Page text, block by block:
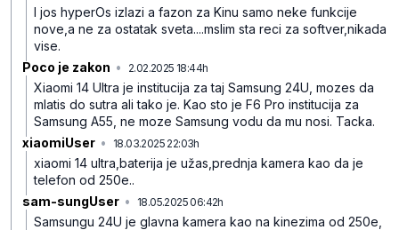
I jos hyperOs izlazi a fazon za Kinu samo neke funkcije
nove,a ne za ostatak sveta....mslim sta reci za softver,nikada
vise.
Poco je zakon • 2.02.2025 18:44h
Xiaomi 14 Ultra je institucija za taj Samsung 24U, mozes da
mlatis do sutra ali tako je. Kao sto je F6 Pro institucija za
Samsung A55, ne moze Samsung vodu da mu nosi. Tacka.
xiaomiUser • 18.03.2025 22:03h
xiaomi 14 ultra,baterija je užas,prednja kamera kao da je
telefon od 250e..
sam-sungUser • 18.05.2025 06:42h
Samsungu 24U je glavna kamera kao na kinezima od 250e,